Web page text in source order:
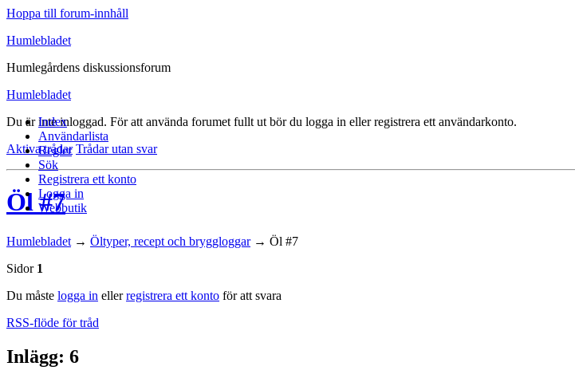
Hoppa till forum-innhåll
Humlebladet
Humlegårdens diskussionsforum
Humlebladet
Index
Användarlista
Regler
Sök
Registrera ett konto
Logga in
Webbutik
Du är inte inloggad. För att använda forumet fullt ut bör du logga in eller registrera ett användarkonto.
Aktiva trådar Trådar utan svar
Öl #7
Humlebladet → Öltyper, recept och bryggloggar → Öl #7
Sidor 1
Du måste logga in ellerregistrera ett konto för att svara
RSS-flöde för tråd
Inlägg: 6